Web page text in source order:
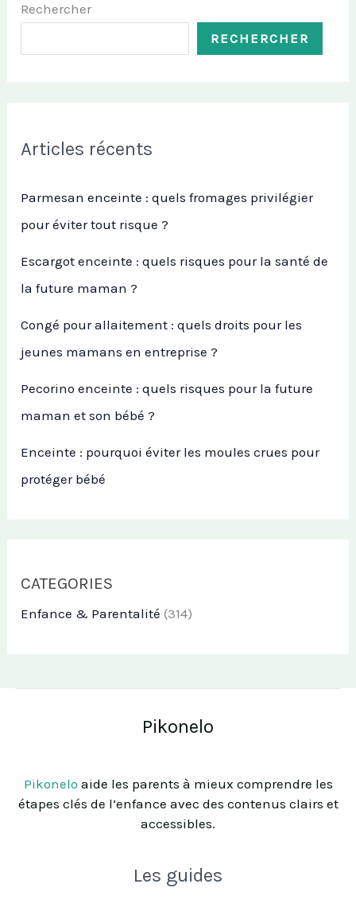
Rechercher
RECHERCHER
Articles récents
Parmesan enceinte : quels fromages privilégier
pour éviter tout risque ?
Escargot enceinte : quels risques pour la santé de
la future maman ?
Congé pour allaitement : quels droits pour les
jeunes mamans en entreprise ?
Pecorino enceinte : quels risques pour la future
maman et son bébé ?
Enceinte : pourquoi éviter les moules crues pour
protéger bébé
CATEGORIES
Enfance & Parentalité (314)
Pikonelo
Pikonelo aide les parents à mieux comprendre les
étapes clés de l’enfance avec des contenus clairs et
accessibles.
Les guides